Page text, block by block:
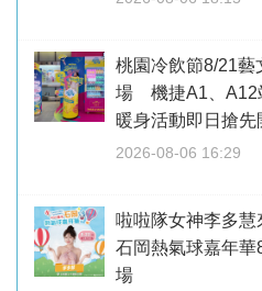
桃園冷飲節8/21藝
場 機捷A1、A12
暖身活動即日搶先
2026-08-06 16:29
啦啦隊女神李多
石岡熱氣球嘉年華
場